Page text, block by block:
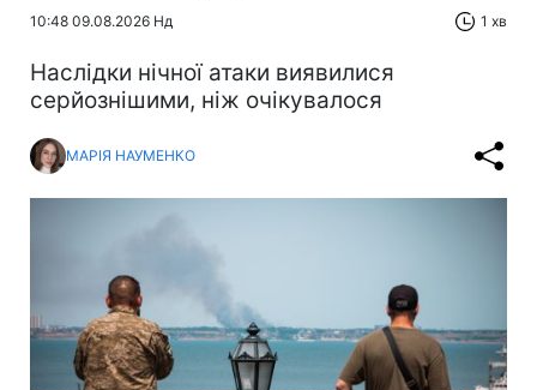
10:48 09.08.2026 Нд 1 хв
Наслідки нічної атаки виявилися
серйознішими, ніж очікувалося
МАРІЯ НАУМЕНКО